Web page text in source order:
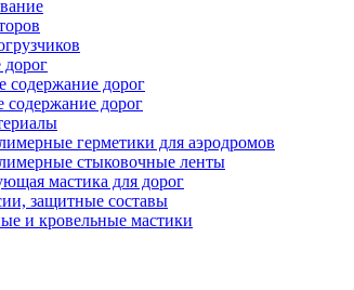
содержание дорог
содержание дорог
герметики для аэродромов
стыковочные ленты
мастика для дорог
защитные составы
и кровельные мастики